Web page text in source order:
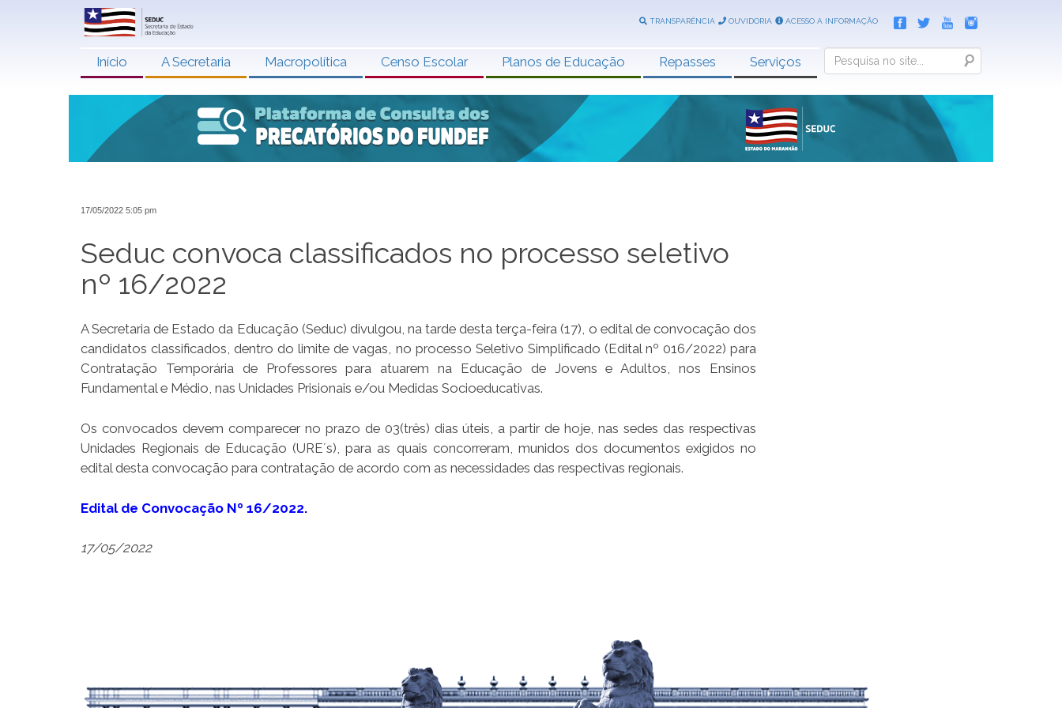
TRANSPARÊNCIA OUVIDORIA ACESSO A INFORMAÇÃO
Início A Secretaria Macropolítica Censo Escolar Planos de Educação Repasses Serviços Search
17/05/2022 5:05 pm
Seduc convoca classificados no processo seletivo
nº 16/2022
A Secretaria de Estado da Educação (Seduc) divulgou, na tarde desta terça-feira (17), o edital de convocação dos
candidatos classificados, dentro do limite de vagas, no processo Seletivo Simplificado (Edital nº 016/2022) para
Contratação Temporária de Professores para atuarem na Educação de Jovens e Adultos, nos Ensinos
Fundamental e Médio, nas Unidades Prisionais e/ou Medidas Socioeducativas.
Os convocados devem comparecer no prazo de 03(três) dias úteis, a partir de hoje, nas sedes das respectivas
Unidades Regionais de Educação (URE´s), para as quais concorreram, munidos dos documentos exigidos no
edital desta convocação para contratação de acordo com as necessidades das respectivas regionais.
Edital de Convocação Nº 16/2022.
17/05/2022